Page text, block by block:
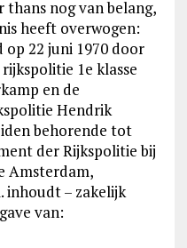
thans nog van belang,
heeft overwogen:
22 juni 1970 door
1e klasse
en de
Hendrik
behorende tot
der Rijkspolitie bij
Amsterdam,
inhoudt – zakelijk
van: